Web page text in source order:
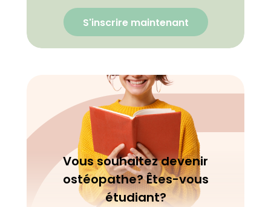
S'inscrire maintenant
Vous souhaitez devenir
ostéopathe? Êtes-vous
étudiant?